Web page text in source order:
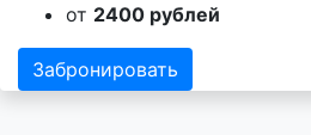
от 2400 рублей
Забронировать